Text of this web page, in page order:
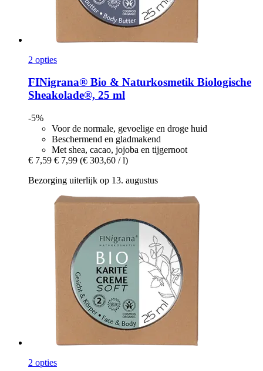
2 opties
FINigrana® Bio & Naturkosmetik Biologische
Sheakolade®, 25 ml
-5%
Voor de normale, gevoelige en droge huid
Beschermend en gladmakend
Met shea, cacao, jojoba en tijgernoot
€ 7,59 € 7,99 (€ 303,60 / l)
Bezorging uiterlijk op 13. augustus
2 opties